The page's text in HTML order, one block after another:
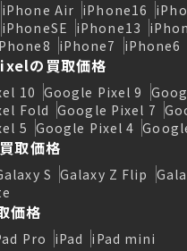
iPhone Air iPhone16
iPhoneSE iPhone13
iPhone7 iPhone6
の買取価格
10 Google Pixel 9
Fold Google Pixel 7
5 Google Pixel 4
取価格
S Galaxy Z Flip
価格
Pro iPad iPad mini